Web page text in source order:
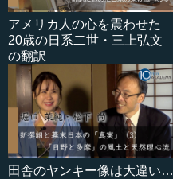
アメリカ人の心を震わせた
20歳の日系二世・三上弘文
の翻訳
田舎のヤンキー像は大違い…